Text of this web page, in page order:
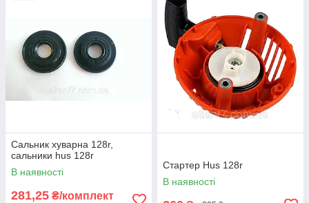
Сальник хуварна 128r,
сальники hus 128r
В наявності
281,25 ₴/комплект
Стартер Hus 128r
В наявності